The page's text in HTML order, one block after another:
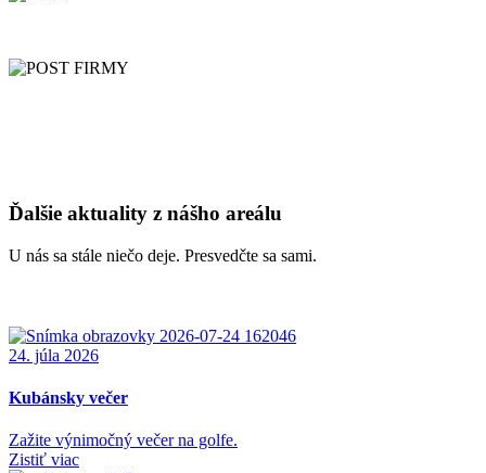
Ďalšie aktuality z nášho areálu
U nás sa stále niečo deje. Presvedčte sa sami.
24. júla 2026
Kubánsky večer
Zažite výnimočný večer na golfe.
Zistiť viac